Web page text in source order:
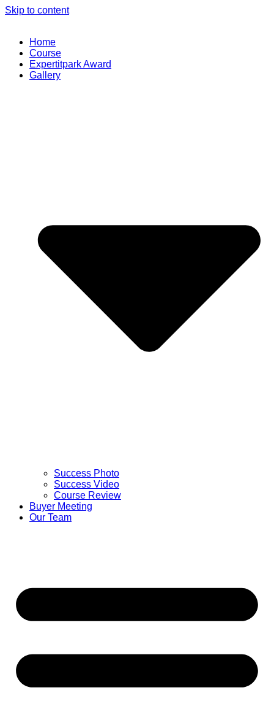
Skip to content
Home
Course
Expertitpark Award
Gallery
Success Photo
Success Video
Course Review
Buyer Meeting
Our Team